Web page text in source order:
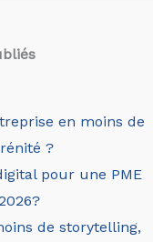
en moins de
?
pour une PME
de storytelling,